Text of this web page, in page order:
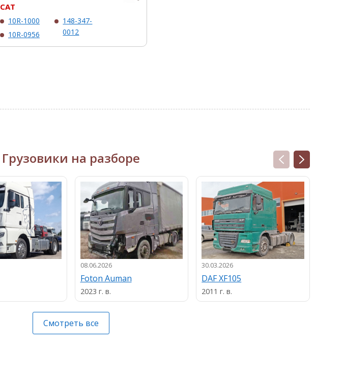
CAT
10R-1000
10R-0956
148-347-
0012
Грузовики на разборе
08.06.2026
Foton Auman
2023 г. в.
30.03.2026
DAF XF105
2011 г. в.
Смотреть все